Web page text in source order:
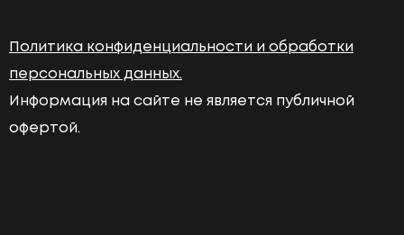
Политика конфиденциальности и обработки
персональных данных.
Информация на сайте не является публичной
офертой.